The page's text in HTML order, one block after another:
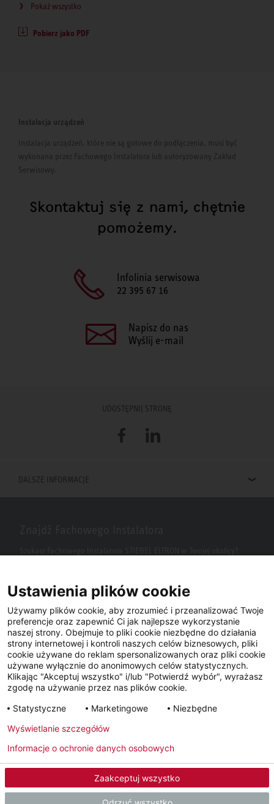
Pokaż wszystko
Pobierz jako PDF
Instalacja urządzeń
Instalacja urządzeń, które nie są gotowe do podłączenia, musi być
wykonana przez Fachowego Instalatora lub autoryzowany Zakład
Serwisowy.
Skontaktuj się z nami, chętnie
pomożemy.
Infolinia serwisowa
22 395 67 16
Napisz do nas
Wyślij e-mail
UDOSTĘPNIJ STRONĘ
FacebookLinkedIn
DALSZE INFORMACJE
Metryka Polityka prywatności Newsletter
Facebook YouTube LinkedIn
Instagram
© 2026 - STIEBEL ELTRON GmbH & Co. KG (DE)
Ustawienia plików cookie
Używamy plików cookie, aby zrozumieć i przeanalizować Twoje
preferencje oraz zapewnić Ci jak najlepsze wykorzystanie
naszej strony. Obejmuje to pliki cookie niezbędne do działania
strony internetowej i kontroli naszych celów biznesowych, pliki
cookie używane do reklam spersonalizowanych oraz pliki cookie
używane wyłącznie do anonimowych celów statystycznych.
Klikając "Akceptuj wszystko" i/lub "Potwierdź wybór", wyrażasz
zgodę na używanie przez nas plików cookie.
Statystyczne
Marketingowe Niezbędne
Zaakceptuj wszystko
Wyświetlanie szczegółów
Informacje o ochronie danych osobowych